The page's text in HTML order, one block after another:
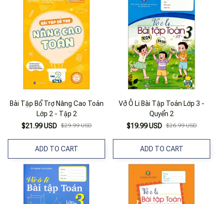
Bài Tập Bổ Trợ Nâng Cao Toán
Lớp 2 - Tập 2
$21.99 USD $29.99 USD
ADD TO CART
Vở Ô Li Bài Tập Toán Lớp 3 -
Quyển 2
$19.99 USD $26.99 USD
ADD TO CART